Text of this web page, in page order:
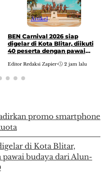
Artikel
BEN Carnival 2026 siap
digelar di Kota Blitar, diikuti
40 peserta dengan pawai
kantor DPRD
Editor Redaksi Zapier• 2 jam lalu
promo smartphone
di Kota Blitar,
budaya dari Alun-